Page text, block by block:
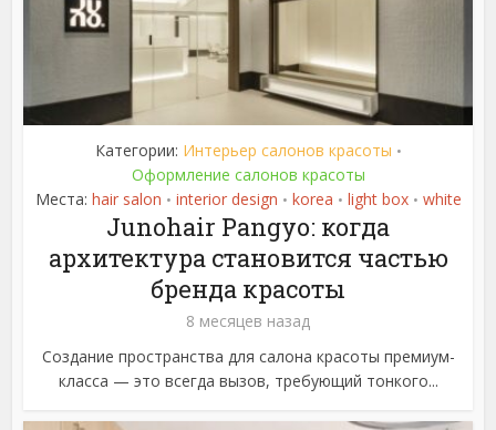
Категории: Интерьер салонов красоты •
Оформление салонов красоты
Места: hair salon • interior design • korea • light box • white
Junohair Pangyo: когда
архитектура становится частью
бренда красоты
8 месяцев назад
Создание пространства для салона красоты премиум-
класса — это всегда вызов, требующий тонкого...